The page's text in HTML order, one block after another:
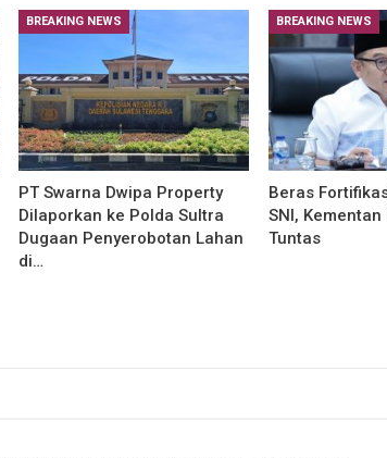
BREAKING NEWS
PT Swarna Dwipa Property
Dilaporkan ke Polda Sultra
Dugaan Penyerobotan Lahan
di…
BREAKING NEWS
Beras
SNI,
Tuntas